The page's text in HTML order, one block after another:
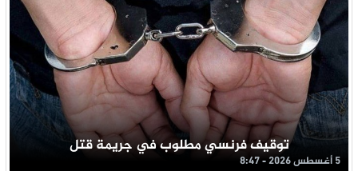
توقيف فرنسي مطلوب في جريمة قتل
5 أغسطس 2026 - 8:47